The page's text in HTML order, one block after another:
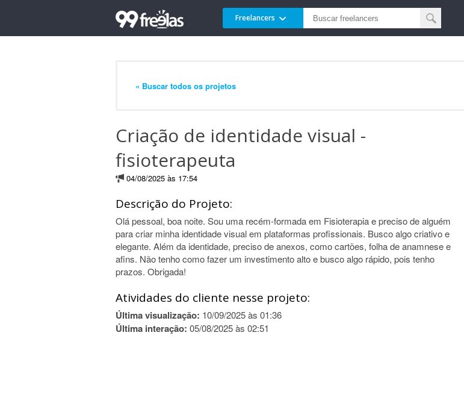
Freelancers
« Buscar todos os projetos
Criação de identidade visual -
fisioterapeuta
04/08/2025 às 17:54
Descrição do Projeto:
Olá pessoal, boa noite. Sou uma recém-formada em Fisioterapia e preciso de alguém
para criar minha identidade visual em plataformas profissionais. Busco algo criativo e
elegante. Além da identidade, preciso de anexos, como cartões, folha de anamnese e
afins. Não tenho como fazer um investimento alto e busco algo rápido, pois tenho
prazos. Obrigada!
Atividades do cliente nesse projeto:
Última visualização: 10/09/2025 às 01:36
Última interação: 05/08/2025 às 02:51